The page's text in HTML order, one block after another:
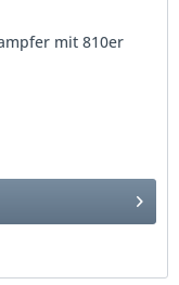
mit 810er